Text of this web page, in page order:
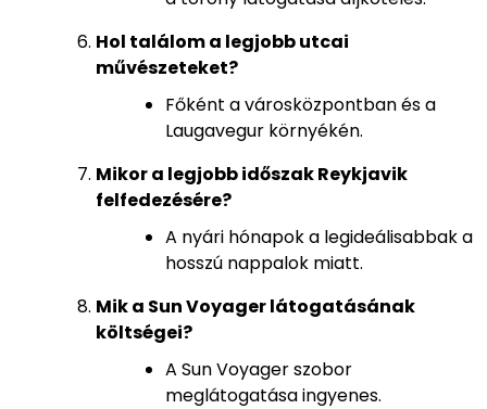
Hol találom a legjobb utcai
művészeteket?
Főként a városközpontban és a
Laugavegur környékén.
Mikor a legjobb időszak Reykjavik
felfedezésére?
A nyári hónapok a legideálisabbak a
hosszú nappalok miatt.
Mik a Sun Voyager látogatásának
költségei?
A Sun Voyager szobor
meglátogatása ingyenes.